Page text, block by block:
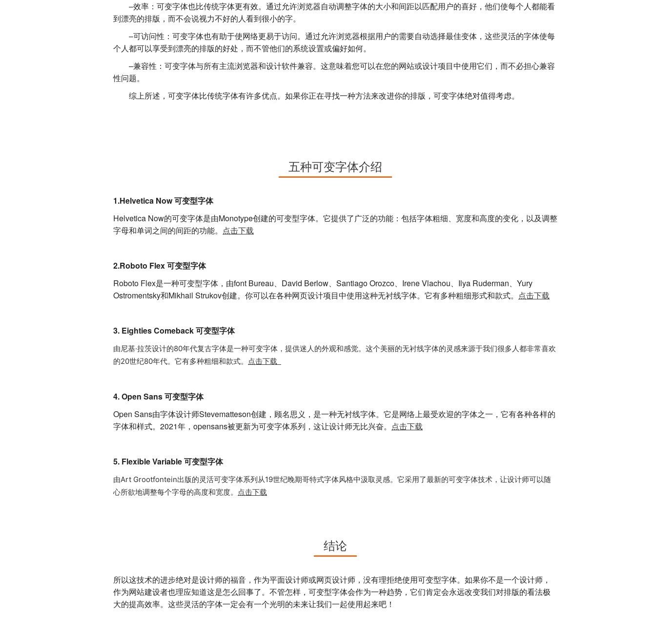
–效率：可变字体也比传统字体更有效。通过允许浏览器自动调整字体的大小和间距以匹配用户的喜好，他们使每个人都能看
到漂亮的排版，而不会说视力不好的人看到很小的字。
–可访问性：可变字体也有助于使网络更易于访问。通过允许浏览器根据用户的需要自动选择最佳变体，这些灵活的字体使每
个人都可以享受到漂亮的排版的好处，而不管他们的系统设置或偏好如何。
–兼容性：可变字体与所有主流浏览器和设计软件兼容。这意味着您可以在您的网站或设计项目中使用它们，而不必担心兼容
性问题。
综上所述，可变字体比传统字体有许多优点。如果你正在寻找一种方法来改进你的排版，可变字体绝对值得考虑。
五种可变字体介绍
1.Helvetica Now 可变型字体
Helvetica Now的可变字体是由Monotype创建的可变型字体。它提供了广泛的功能：包括字体粗细、宽度和高度的变化，以及调整
字母和单词之间的间距的功能。 点击下载
2.Roboto Flex 可变型字体
Roboto Flex是一种可变型字体，由font Bureau、David Berlow、Santiago Orozco、Irene Vlachou、Ilya Ruderman、Yury
Ostromentsky和Mikhail Strukov创建。你可以在各种网页设计项目中使用这种无衬线字体。它有多种粗细形式和款式。 点击下载
3. Eighties Comeback 可变型字体
由尼基·拉茨设计的80年代复古字体是一种可变字体，提供迷人的外观和感觉。这个美丽的无衬线字体的灵感来源于我们很多人都非常喜欢
的20世纪80年代。它有多种粗细和款式。
点击下载
4. Open Sans 可变型字体
Open Sans由字体设计师Stevematteson创建，顾名思义，是一种无衬线字体。它是网络上最受欢迎的字体之一，它有各种各样的
字体和样式。2021年，opensans被更新为可变字体系列，这让设计师无比兴奋。 点击下载
5. Flexible Variable 可变型字体
由Art Grootfontein出版的灵活可变字体系列从19世纪晚期哥特式字体风格中汲取灵感。它采用了最新的可变字体技术，让设计师可以随
心所欲地调整每个字母的高度和宽度。
点击下载
结论
所以这技术的进步绝对是设计师的福音，作为平面设计师或网页设计师，没有理拒绝使用可变型字体。如果你不是一个设计师，
作为网站建设者也理应知道这是怎么回事了。不管怎样，可变型字体会作为一种趋势，它们肯定会永远改变我们对排版的看法极
大的提高效率。这些灵活的字体一定会有一个光明的未来让我们一起使用起来吧！